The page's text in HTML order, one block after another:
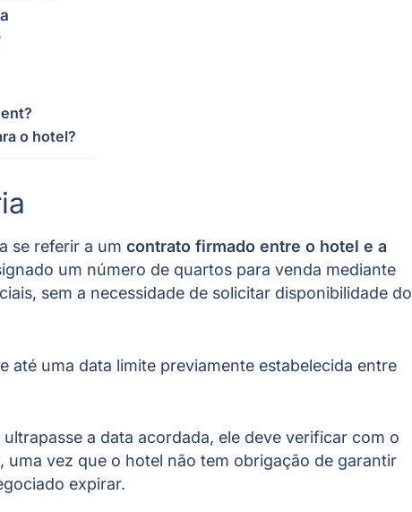
o hotel?
se referir a um contrato firmado entre o hotel e a
um número de quartos para venda mediante
sem a necessidade de solicitar disponibilidade do
até uma data limite previamente estabelecida entre
a data acordada, ele deve verificar com o
uma vez que o hotel não tem obrigação de garantir
expirar.